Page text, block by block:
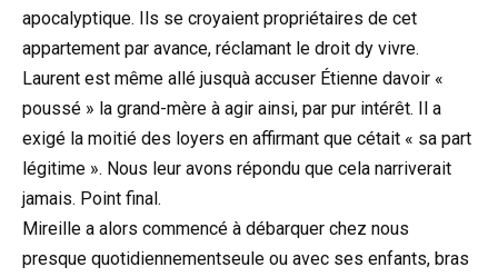
apocalyptique. Ils se croyaient propriétaires de cet
appartement par avance, réclamant le droit dy vivre.
Laurent est même allé jusquà accuser Étienne davoir «
poussé » la grand-mère à agir ainsi, par pur intérêt. Il a
exigé la moitié des loyers en affirmant que cétait « sa part
légitime ». Nous leur avons répondu que cela narriverait
jamais. Point final.
Mireille a alors commencé à débarquer chez nous
presque quotidiennementseule ou avec ses enfants, bras